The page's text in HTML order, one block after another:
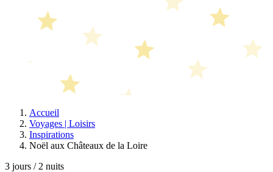
Accueil
Voyages | Loisirs
Inspirations
Noël aux Châteaux de la Loire
3 jours / 2 nuits